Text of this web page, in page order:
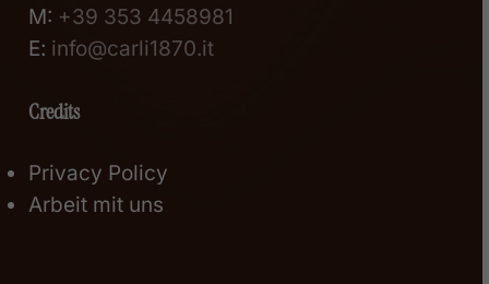
M: +39 353 4458981
E: info@carli1870.it
Credits
Privacy Policy
Arbeit mit uns